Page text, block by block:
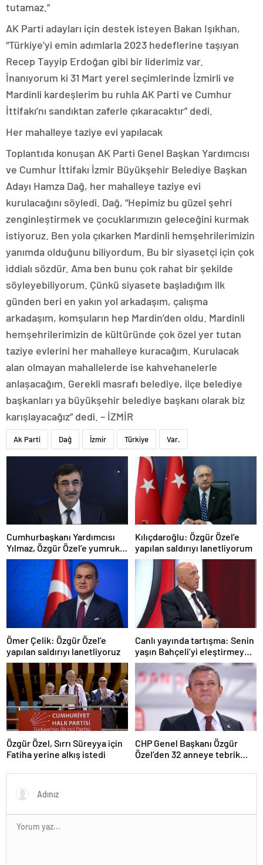
tutamaz.”
AK Parti adayları için destek isteyen Bakan Işıkhan,
“Türkiye’yi emin adımlarla 2023 hedeflerine taşıyan
Recep Tayyip Erdoğan gibi bir liderimiz var.
İnanıyorum ki 31 Mart yerel seçimlerinde İzmirli ve
Mardinli kardeşlerim bu ruhla AK Parti ve Cumhur
İttifakı’nı sandıktan zaferle çıkaracaktır” dedi.
Her mahalleye taziye evi yapılacak
Toplantıda konuşan AK Parti Genel Başkan Yardımcısı
ve Cumhur İttifakı İzmir Büyükşehir Belediye Başkan
Adayı Hamza Dağ, her mahalleye taziye evi
kurulacağını söyledi. Dağ, “Hepimiz bu güzel şehri
zenginleştirmek ve çocuklarımızın geleceğini kurmak
istiyoruz. Ben yola çıkarken Mardinli hemşehrilerimizin
yanımda olduğunu biliyordum. Bu bir siyasetçi için çok
iddialı sözdür. Ama ben bunu çok rahat bir şekilde
söyleyebiliyorum. Çünkü siyasete başladığım ilk
günden beri en yakın yol arkadaşım, çalışma
arkadaşım, komşuların hep Mardin’den oldu. Mardinli
hemşehrilerimizin de kültüründe çok özel yer tutan
taziye evlerini her mahalleye kuracağım. Kurulacak
alan olmayan mahallelerde ise kahvehanelerle
anlaşacağım. Gerekli masrafı belediye, ilçe belediye
başkanları ya büyükşehir belediye başkanı olarak biz
karışlayacağız” dedi. – İZMİR
Ak Parti Dağ İzmir Türkiye Var.
Cumhurbaşkanı Yardımcısı
Yılmaz, Özgür Özel’e yumruklu
saldırıyı kınadı
Kılıçdaroğlu: Özgür Özel’e
yapılan saldırıyı lanetliyorum
Ömer Çelik: Özgür Özel’e
yapılan saldırıyı lanetliyoruz
Canlı yayında tartışma: Senin
yaşın Bahçeli’yi eleştirmeye
yetmez
Özgür Özel, Sırrı Süreyya için
Fatiha yerine alkış istedi
CHP Genel Başkanı Özgür
Özel’den 32 anneye tebrik